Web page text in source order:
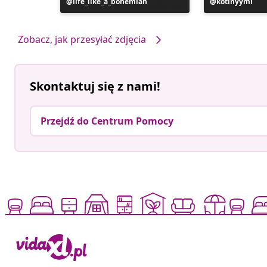
opublikowany
opublikowany
Zobacz, jak przesyłać zdjęcia
Skontaktuj się z nami!
Przejdź do Centrum Pomocy